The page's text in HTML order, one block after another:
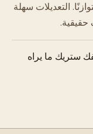
التعديلات سهلة
ستريك ما يراه